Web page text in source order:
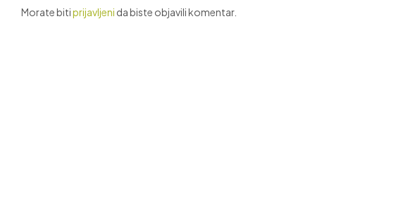
Morate bitiprijavljeni da biste objavili komentar.